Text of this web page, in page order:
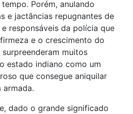
Porém, anulando
e jactâncias repugnantes de
responsáveis da polícia que
e o crescimento do
muitos
estado indiano como um
que consegue aniquilar
armada.
dado o grande significado